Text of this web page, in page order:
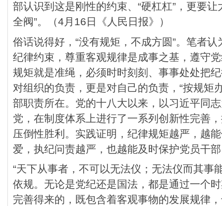
部认识到这是刚性的约束、“硬杠杠”，更要
全阀”。（4月16日《人民日报》）
俗话说得好，“没有规矩，不成方圆”。笔者
纪律约束，尊重客观规律是成事之基，遵守
规矩就是准绳，必须时时刻刻、事事处处把
对组织的负责，更是对自己的负责，“按规矩
部职责所在。党的十八大以来，以习近平同
党，在制度体系上进行了一系列创新性完善
压倒性胜利。实践证明，纪律规矩越严，越
爱，执纪问责越严，也越能及时保护党员干
“天下从事者，不可以无法仪；无法仪而其事
依规。无论是党纪还是国法，都是通过一个
完善得来的，既包含着客观事物的发展规律